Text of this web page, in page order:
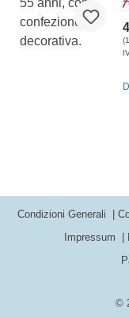
©
Condizioni Generali
Impressum